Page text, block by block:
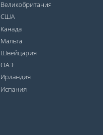
Великобритания
США
Канада
Мальта
Швейцария
ОАЭ
Ирландия
Испания